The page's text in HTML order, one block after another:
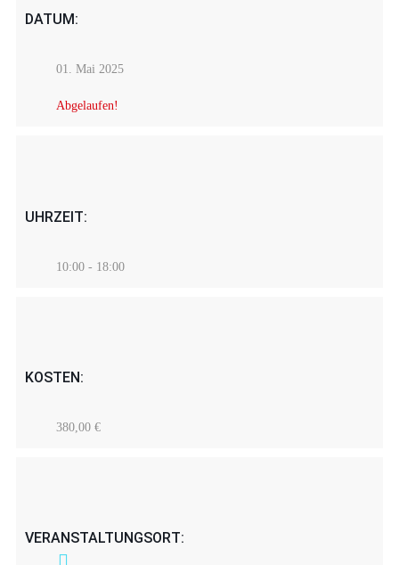
DATUM:
01. Mai 2025
Abgelaufen!
UHRZEIT:
10:00 - 18:00
KOSTEN:
380,00 €
VERANSTALTUNGSORT: